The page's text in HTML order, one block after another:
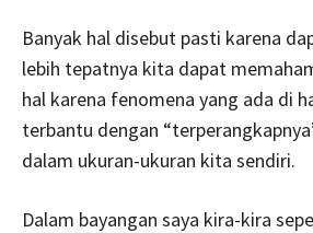
Banyak hal disebut pasti karena
lebih tepatnya kita dapat
hal karena fenomena yang ada di
terbantu dengan
dalam ukuran-ukuran kita sendiri.
Dalam bayangan saya kira-kira